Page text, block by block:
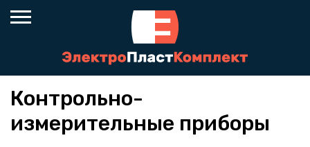
Контрольно-
измерительные приборы